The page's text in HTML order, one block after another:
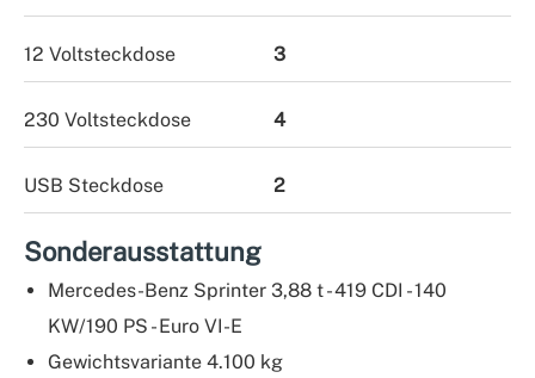
12 Voltsteckdose 3
230 Voltsteckdose 4
USB Steckdose 2
Sonderausstattung
Mercedes-Benz Sprinter 3,88 t - 419 CDI - 140
KW/190 PS - Euro VI-E
Gewichtsvariante 4.100 kg